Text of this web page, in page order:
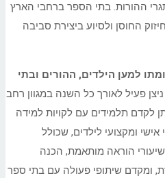
ההורות. בתי הספר ברחבי הארץ
החוסן ולסיוע ביצירת סביבה
למען הילדים, ההורים ובתי
פעיל לאורך כל השנה במגוון רחב
לקדם תלמידים עם לקויות למידה
ומקצועי לילדים, שכולל
שיעורי הוראה מותאמת, הכנה
ומקדם שיתופי פעולה עם בתי ספר